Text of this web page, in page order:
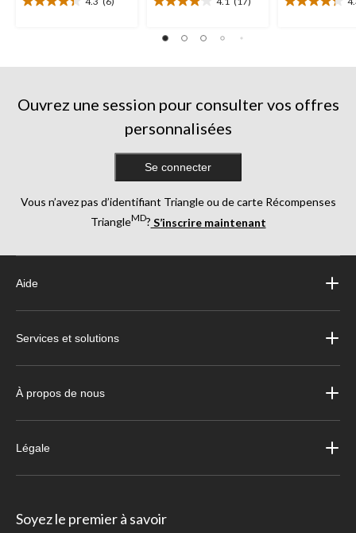
4.3
6
4.1
sur
17
4.3
13
Ouvrez une session pour consulter vos offres
personnalisées
Se connecter
Vous n’avez pas d’identifiant Triangle ou de carte Récompenses
TriangleMD? S’inscrire maintenant
Aide
Services et solutions
À propos de nous
Légale
Soyez le premier à savoir